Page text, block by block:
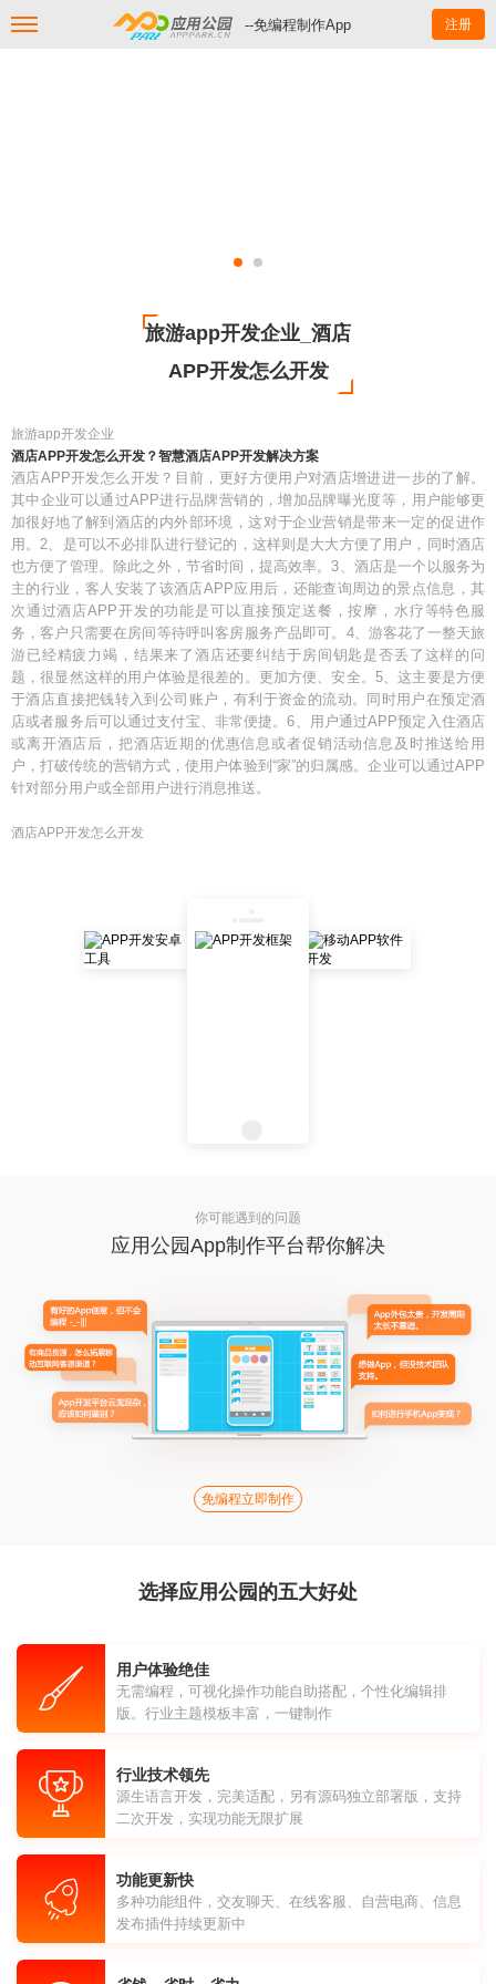
--免编程制作App 注册
旅游app开发企业_酒店
APP开发怎么开发
旅游app开发企业
酒店APP开发怎么开发？智慧酒店APP开发解决方案
酒店APP开发怎么开发？目前，更好方便用户对酒店增进进一步的了解。
其中企业可以通过APP进行品牌营销的，增加品牌曝光度等，用户能够更
加很好地了解到酒店的内外部环境，这对于企业营销是带来一定的促进作
用。2、是可以不必排队进行登记的，这样则是大大方便了用户，同时酒店
也方便了管理。除此之外，节省时间，提高效率。3、酒店是一个以服务为
主的行业，客人安装了该酒店APP应用后，还能查询周边的景点信息，其
次通过酒店APP开发的功能是可以直接预定送餐，按摩，水疗等特色服
务，客户只需要在房间等待呼叫客房服务产品即可。4、游客花了一整天旅
游已经精疲力竭，结果来了酒店还要纠结于房间钥匙是否丢了这样的问
题，很显然这样的用户体验是很差的。更加方便、安全。5、这主要是方便
于酒店直接把钱转入到公司账户，有利于资金的流动。同时用户在预定酒
店或者服务后可以通过支付宝、非常便捷。6、用户通过APP预定入住酒店
或离开酒店后，把酒店近期的优惠信息或者促销活动信息及时推送给用
户，打破传统的营销方式，使用户体验到“家”的归属感。企业可以通过APP
针对部分用户或全部用户进行消息推送。
酒店APP开发怎么开发
你可能遇到的问题
应用公园App制作平台帮你解决
免编程立即制作
选择应用公园的五大好处
用户体验绝佳
无需编程，可视化操作功能自助搭配，个性化编辑排
版。行业主题模板丰富，一键制作
行业技术领先
源生语言开发，完美适配，另有源码独立部署版，支持
二次开发，实现功能无限扩展
功能更新快
多种功能组件，交友聊天、在线客服、自营电商、信息
发布插件持续更新中